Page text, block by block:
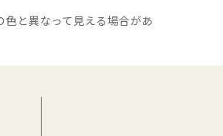
と異なって見える場合があ